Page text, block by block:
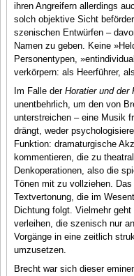
ihren Angreifern allerdings
solch objektive Sicht
szenischen Entwürfen –
Namen zu geben. Keine
Personentypen,
verkörpern: als Heerführer,
Im Falle der Horatier und der
unentbehrlich, um den von
unterstreichen – eine Musik
drängt, weder
Funktion: dramaturgische
kommentieren, die zu
Denkoperationen, also die
Tönen mit zu vollziehen.
Textvertonung, die im
Dichtung folgt. Vielmehr
verleihen, die szenisch nur
Vorgänge in eine zeitlich
umzusetzen.
Brecht war sich dieser